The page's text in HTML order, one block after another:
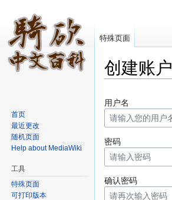
创建账户
用户名
密码
确认密码
特殊页面
首页
最近更改
随机页面
Help about MediaWiki
工具
特殊页面
可打印版本